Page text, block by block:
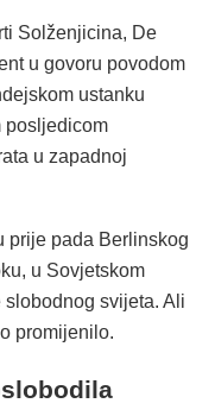
Solženjicina, De
u govoru povodom
ustanku
posljedicom
u zapadnoj
prije pada Berlinskog
u Sovjetskom
svijeta. Ali
promijenilo.